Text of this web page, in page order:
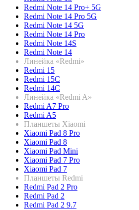
Redmi Note 14 Pro+ 5G
Redmi Note 14 Pro 5G
Redmi Note 14 5G
Redmi Note 14 Pro
Redmi Note 14S
Redmi Note 14
Линейка «Redmi»
Redmi 15
Redmi 15C
Redmi 14C
Линейка «Redmi A»
Redmi A7 Pro
Redmi A5
Планшеты Xiaomi
Xiaomi Pad 8 Pro
Xiaomi Pad 8
Xiaomi Pad Mini
Xiaomi Pad 7 Pro
Xiaomi Pad 7
Планшеты Redmi
Redmi Pad 2 Pro
Redmi Pad 2
Redmi Pad 2 9.7